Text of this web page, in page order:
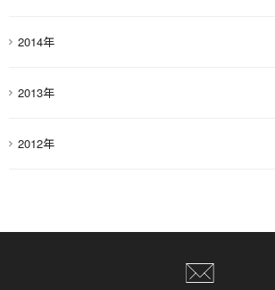
2014年
2013年
2012年